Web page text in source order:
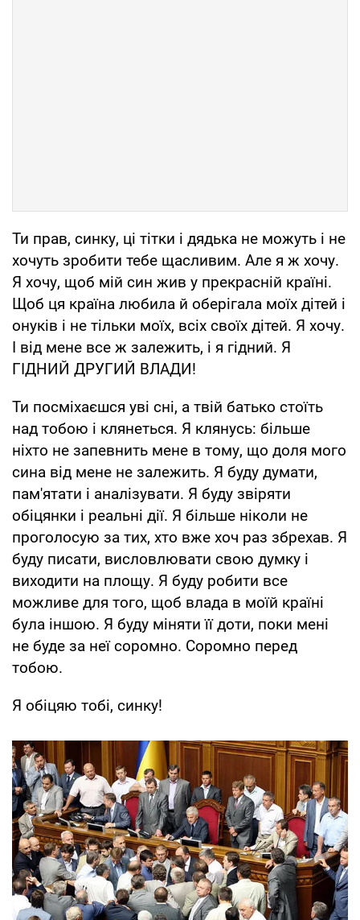
Ти прав, синку, ці тітки і дядька не можуть і не
хочуть зробити тебе щасливим. Але я ж хочу.
Я хочу, щоб мій син жив у прекрасній країні.
Щоб ця країна любила й оберігала моїх дітей і
онуків і не тільки моїх, всіх своїх дітей. Я хочу.
І від мене все ж залежить, і я гідний. Я
ГІДНИЙ ДРУГИЙ ВЛАДИ!
Ти посміхаєшся уві сні, а твій батько стоїть
над тобою і клянеться. Я клянусь: більше
ніхто не запевнить мене в тому, що доля мого
сина від мене не залежить. Я буду думати,
пам'ятати і аналізувати. Я буду звіряти
обіцянки і реальні дії. Я більше ніколи не
проголосую за тих, хто вже хоч раз збрехав. Я
буду писати, висловлювати свою думку і
виходити на площу. Я буду робити все
можливе для того, щоб влада в моїй країні
була іншою. Я буду міняти її доти, поки мені
не буде за неї соромно. Соромно перед
тобою.
Я обіцяю тобі, синку!